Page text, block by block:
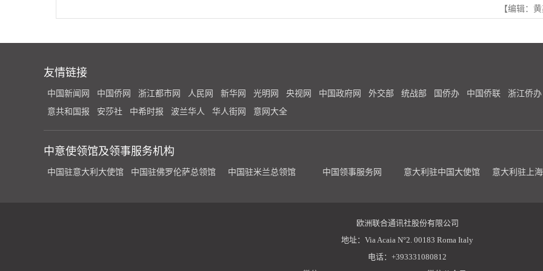
【编辑：
友情链接
中国新闻网 中国侨网 浙江都市网 人民网 新华网 光明网 央视网 中国政府网 外交部 统战部 国侨办 中国侨联
浙江侨办
意共和国报
安莎社 中希时报 波兰华人 华人街网 意网大全
中意使领馆及领事服务机构
中国驻意大利大使馆 中国驻佛罗伦萨总领馆 中国驻米兰总领馆 中国领事服务网 意大利驻中国大使馆 意大利驻上
欧洲联合通讯社股份有限公司
地址：Via Acaia N°2. 00183 Roma Italy
电话：+393331080812